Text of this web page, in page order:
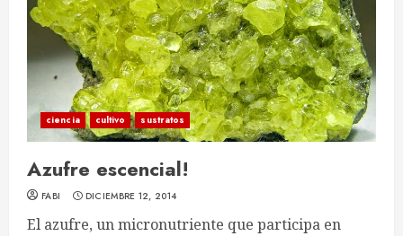
ciencia cultivo sustratos
Azufre escencial!
FABI DICIEMBRE 12, 2014
El azufre, un micronutriente que participa en